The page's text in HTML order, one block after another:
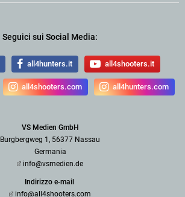
Seguici sui Social Media:
all4hunters.it all4shooters.it
all4shooters.com all4hunters.com
VS Medien GmbH
Burgbergweg 1, 56377 Nassau
Germania
info@vsmedien.de
Indirizzo e-mail
info@all4shooters.com